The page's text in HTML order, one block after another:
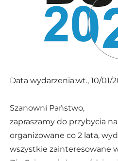
Altrad
C-MAC
SECO/
Aktualne
Data wydarzenia:wt., 10/01/
Szanowni Państwo,
zapraszamy do przybycia
organizowane co 2 lata,
wszystkie zainteresowane